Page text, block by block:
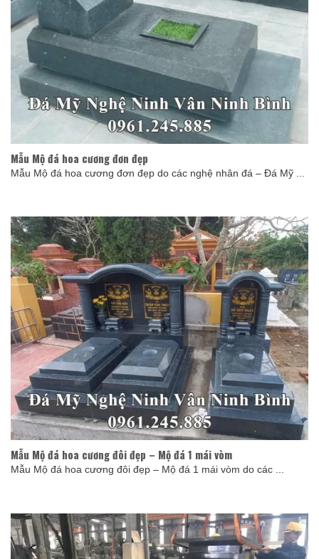
Mẫu Mộ đá hoa cương đơn đẹp
Mẫu Mộ đá hoa cương đơn đẹp do các nghệ nhân đá – Đá Mỹ ...
Mẫu Mộ đá hoa cương đôi đẹp – Mộ đá 1 mái vòm
Mẫu Mộ đá hoa cương đôi đẹp – Mộ đá 1 mái vòm do các ...